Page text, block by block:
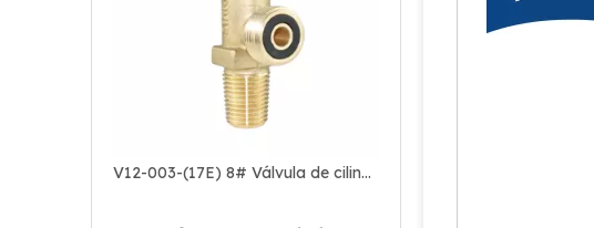
V12-003-(17E) 8# Válvula de cilindro de gas LPG con volante